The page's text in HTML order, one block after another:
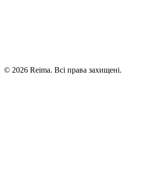
© 2026 Reima. Всі права захищені.